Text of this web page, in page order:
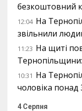
безкоштовний
12:04 На
звільнили
11:23 На щиті
Тернопільщини:
10:31 На
чоловіка понад
4 Серпня